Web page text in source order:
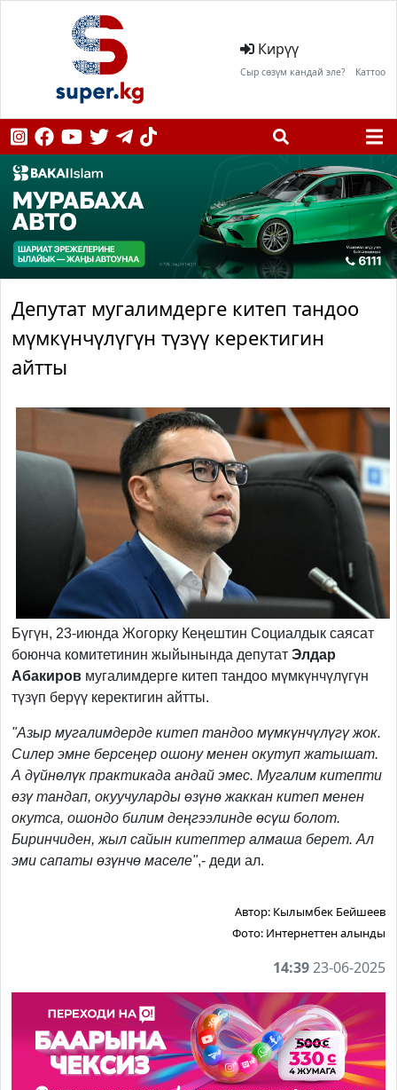
Кирүү
Сыр сөзүм кандай эле? Каттоо
Депутат мугалимдерге китеп тандоо
мүмкүнчүлүгүн түзүү керектигин
айтты
Бүгүн, 23-июнда Жогорку Кеңештин Социалдык саясат
боюнча комитетинин жыйынында депутат Элдар
Абакиров мугалимдерге китеп тандоо мүмкүнчүлүгүн
түзүп берүү керектигин айтты.
"Азыр мугалимдерде китеп тандоо мүмкүнчүлүгү жок.
Силер эмне берсеңер ошону менен окутуп жатышат.
А дүйнөлүк практикада андай эмес. Мугалим китепти
өзү тандап, окуучуларды өзүнө жаккан китеп менен
окутса, ошондо билим деңгээлинде өсүш болот.
Биринчиден, жыл сайын китептер алмаша берет. Ал
эми сапаты өзүнчө маселе",- деди ал.
Автор: Кылымбек Бейшеев
Фото: Интернеттен алынды
14:3923-06-2025